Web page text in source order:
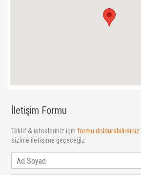
İletişim Formu
Teklif & istekleriniz için formu doldurabilirsiniz.
sizinle iletişime geçeceğiz